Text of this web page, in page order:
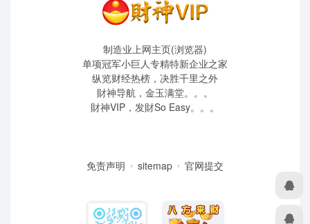
制造业上网主页(浏览器)
单项冠军小巨人专精特新企业之家
纵览财经热榜，决胜千里之外
財神导航，金玉满堂。。。
財神VIP，发財So Easy。。。
免责声明 sitemap 官网提交